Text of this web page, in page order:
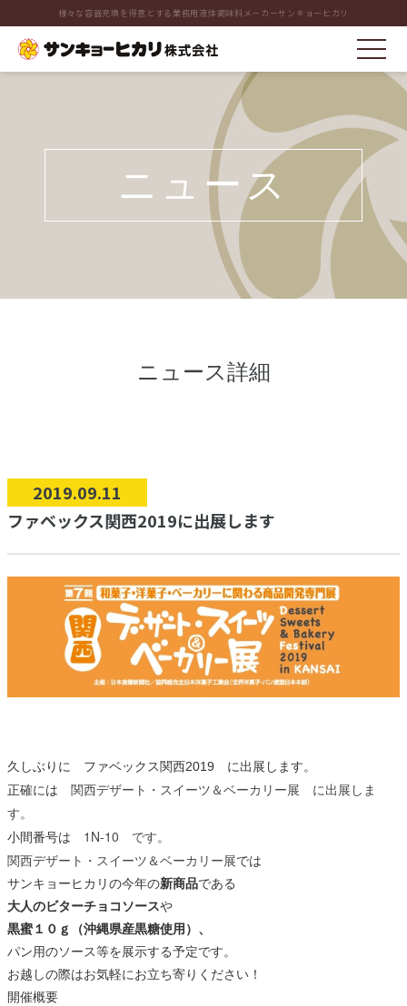
様々な容器充填を得意とする業務用液体調味料メーカーサンキョーヒカリ
ニュース
ニュース詳細
2019.09.11
ファベックス関西2019に出展します
久しぶりに ファベックス関西2019 に出展します。
正確には 関西デザート・スイーツ＆ベーカリー展 に出展しま
す。
小間番号は 1N-10 です。
関西デザート・スイーツ＆ベーカリー展では
サンキョーヒカリの今年の新商品である
大人のビターチョコソースや
黒蜜１０ｇ（沖縄県産黒糖使用）、
パン用のソース等を展示する予定です。
お越しの際はお気軽にお立ち寄りください！
開催概要